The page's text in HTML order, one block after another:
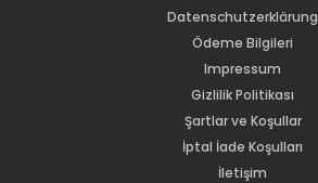
Datenschutzerklärung
Ödeme Bilgileri
Impressum
Gizlilik Politikası
Şartlar ve Koşullar
İptal İade Koşulları
İletişim